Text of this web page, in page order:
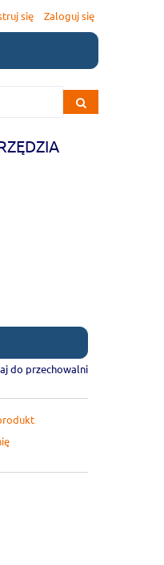
się Zaloguj się
do przechowalni